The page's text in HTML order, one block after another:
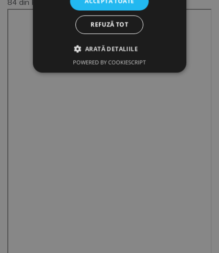
84 din PDF).
REFUZĂ TOT
ARATĂ DETALIILE
POWERED BY COOKIESCRIPT